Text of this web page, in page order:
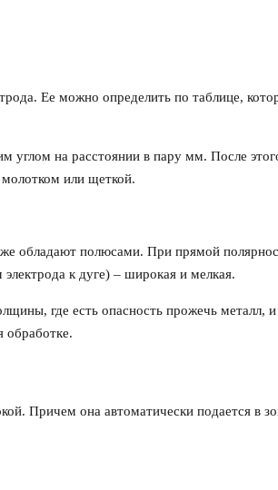
Ее можно определить по таблице,
углом на расстоянии в пару мм. После
или щеткой.
обладают полюсами. При прямой
к дуге) – широкая и мелкая.
где есть опасность прожечь металл,
обработке.
Причем она автоматически подается в